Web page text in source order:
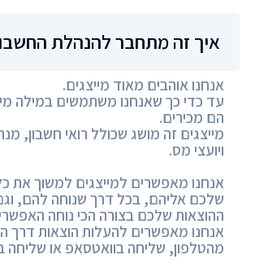
איך זה מתחבר להנהלת
אנחנו אוהבים מאוד מייצגים.
עד כדי כך שאנחנו משתמשים במילה
הם מכירים.
מייצגים זה מושג שכולל רואי חשבון,
ויועצי מס.
אנחנו מאפשרים למייצגים למשוך את
שלכם אליהם, בכל דרך שנוחה להם,
ההוצאות שלכם בצורה הכי נוחה
אנחנו מאפשרים להעלות הוצאות דרך
מהטלפון, שליחה בוואטסאפ או שליחה